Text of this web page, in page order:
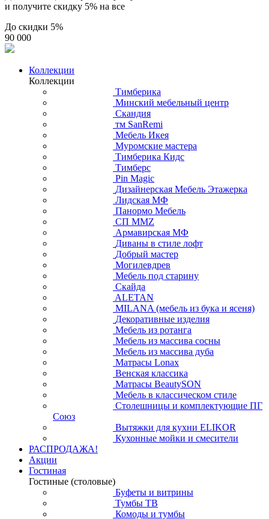
и получите скидку 5% на все
До скидки 5%
90 000
Коллекции
Коллекции
Тимберика
Минский мебельный центр
Скандия
тм SanRemi
Мебель Икея
Муромские мастера
Тимберика Кидс
Тимберс
Pin Magic
Дизайнерская Мебель Этажерка
Лидская МФ
Панормо Мебель
СП ММZ
Армавирская МФ
Диваны в стиле лофт
Добрый мастер
Могилевдрев
Мебель под старину
Скайда
ALETAN
MILANA (мебель из бука и ясеня)
Декоративные изделия
Мебель из ротанга
Мебель из массива сосны
Мебель из массива дуба
Матрасы Lonax
Венская классика
Матрасы BeautySON
Мебель в классическом стиле
Столешницы и комплектующие ПГ
Союз
Вытяжки для кухни ELIKOR
Кухонные мойки и смесители
РАСПРОДАЖА!
Акции
Гостиная
Гостиные (столовые)
Буфеты и витрины
Тумбы ТВ
Комоды и тумбы